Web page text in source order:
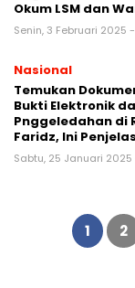
Okum LSM dan
Senin, 3 Februari 2025 -
Nasional
Temukan
Bukti Elektronik
Pnggeledahan di
Faridz, Ini
Sabtu, 25 Januari 2025
Paginasi
1 2